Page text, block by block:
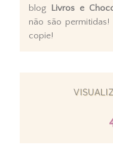
blog Livros e
não são
copie!